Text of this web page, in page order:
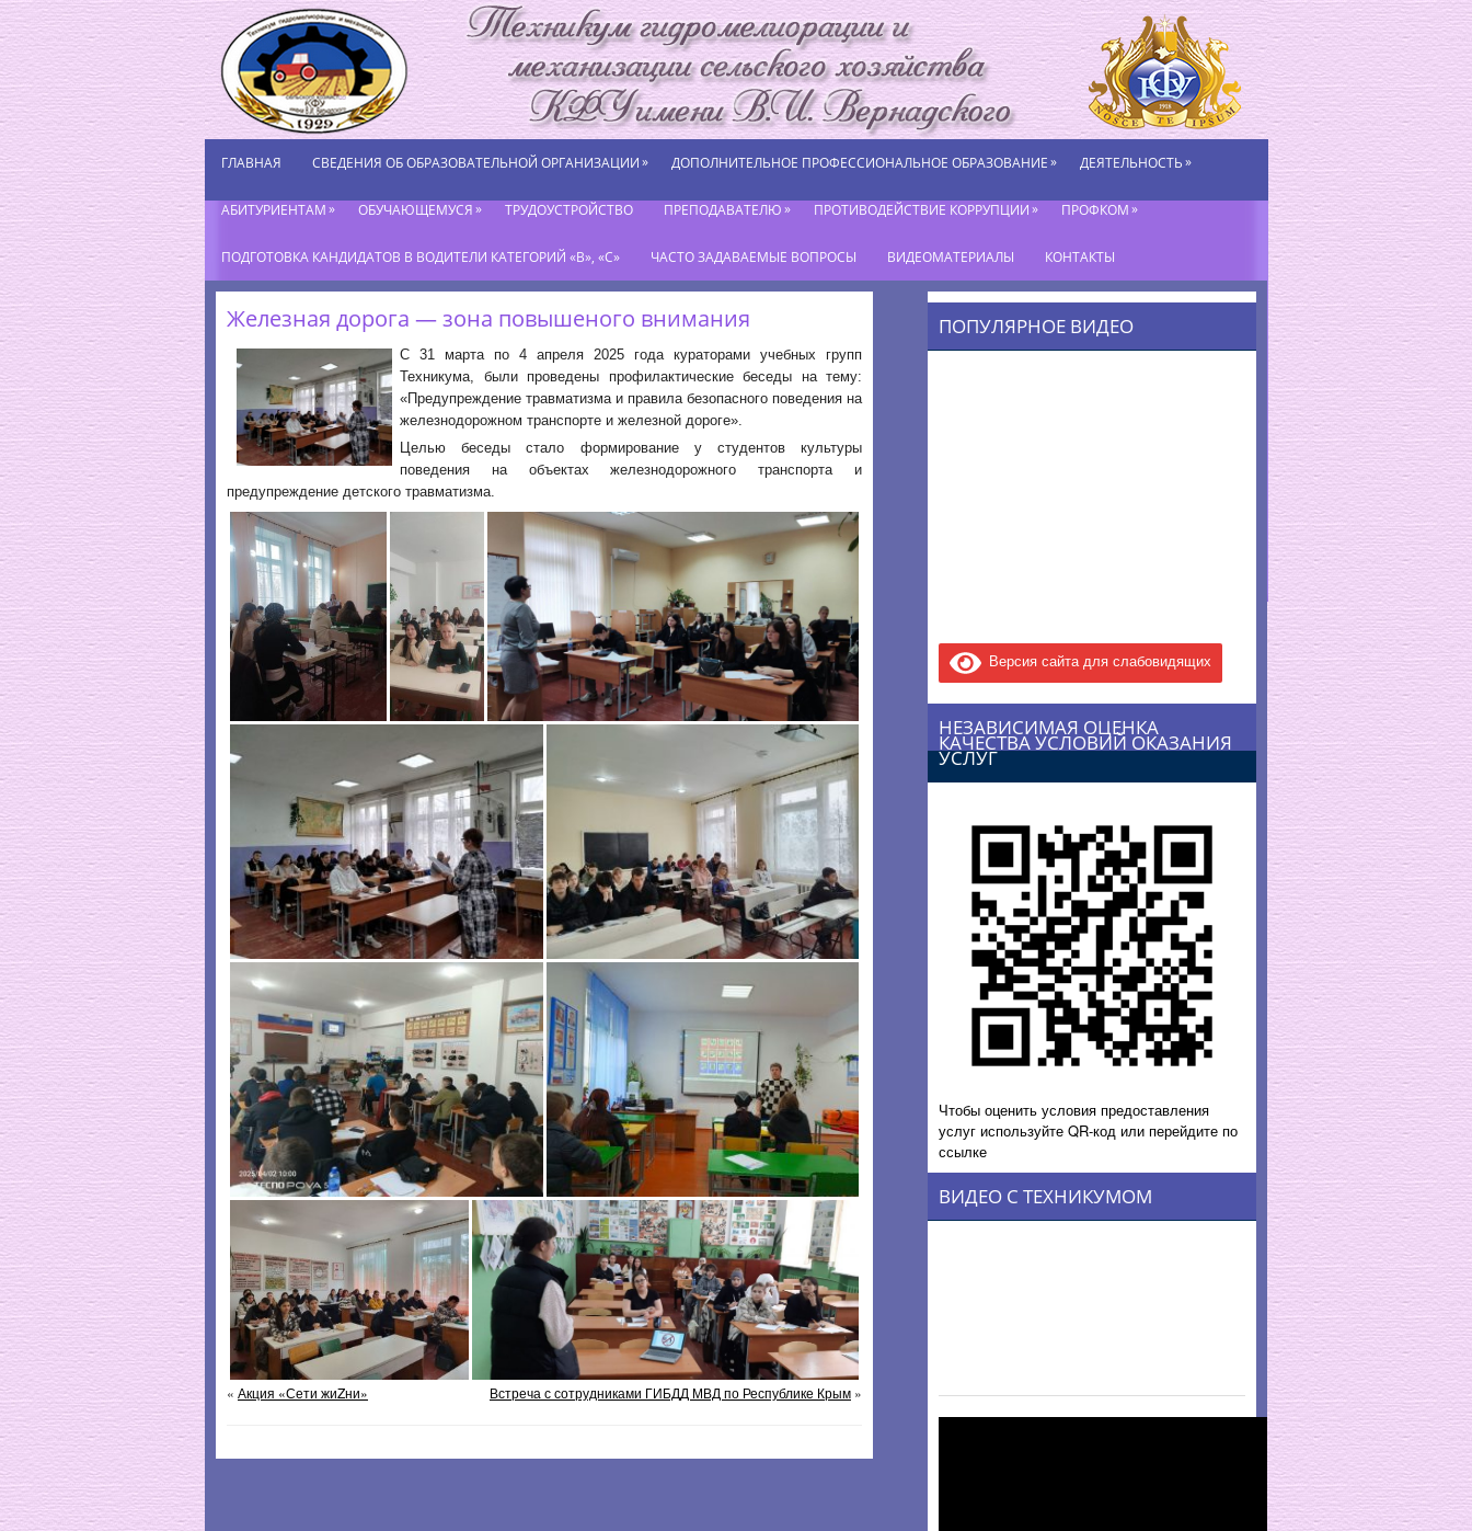
ГЛАВНАЯ СВЕДЕНИЯ ОБ ОБРАЗОВАТЕЛЬНОЙ ОРГАНИЗАЦИИ» ДОПОЛНИТЕЛЬНОЕ ПРОФЕССИОНАЛЬНОЕ ОБРАЗОВАНИЕ» ДЕЯТЕЛЬНОСТЬ»
АБИТУРИЕНТАМ» ОБУЧАЮЩЕМУСЯ» ТРУДОУСТРОЙСТВО ПРЕПОДАВАТЕЛЮ» ПРОТИВОДЕЙСТВИЕ КОРРУПЦИИ» ПРОФКОМ»
ПОДГОТОВКА КАНДИДАТОВ В ВОДИТЕЛИ КАТЕГОРИЙ «В», «С» ЧАСТО ЗАДАВАЕМЫЕ ВОПРОСЫ ВИДЕОМАТЕРИАЛЫ КОНТАКТЫ
Железная дорога — зона повышеного внимания
С 31 марта по 4 апреля 2025 года кураторами учебных групп
Техникума, были проведены профилактические беседы на тему:
«Предупреждение травматизма и правила безопасного поведения на
железнодорожном транспорте и железной дороге».
Целью беседы стало формирование у студентов культуры
поведения на объектах железнодорожного транспорта и
предупреждение детского травматизма.
« Акция «Сети жиZни» Встреча с сотрудниками ГИБДД МВД по Республике Крым »
ПОПУЛЯРНОЕ ВИДЕО
Версия сайта для слабовидящих
НЕЗАВИСИМАЯ ОЦЕНКА
КАЧЕСТВА УСЛОВИЙ ОКАЗАНИЯ
УСЛУГ
Чтобы оценить условия предоставления
услуг используйте QR-код или перейдите по
ссылке
ВИДЕО С ТЕХНИКУМОМ